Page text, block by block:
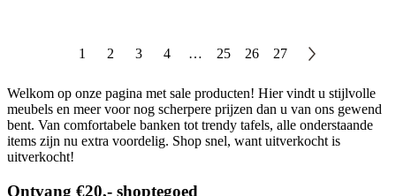
1 2 3 4 … 25 26 27
Welkom op onze pagina met sale producten! Hier vindt u stijlvolle
meubels en meer voornog scherpere prijzen dan u van ons gewend
bent. Van comfortabele banken tot trendy tafels, alle onderstaande
items zijn nu extra voordelig. Shop snel, want uitverkocht is
uitverkocht!
Ontvang €20,- shoptegoed